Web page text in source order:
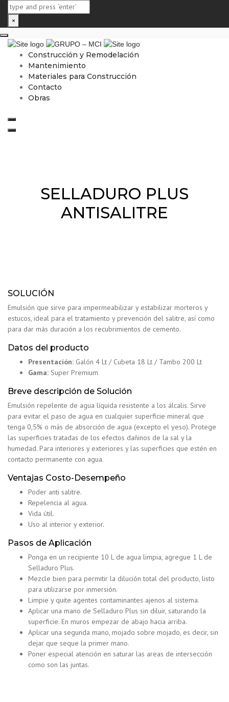
×
Close top bar
Construcción y Remodelación
Mantenimiento
Materiales para Construcción
Contacto
Obras
Search
Toggle navigation
SELLADURO PLUS
ANTISALITRE
SOLUCIÓN
Emulsión que sirve para impermeabilizar y estabilizar morteros y
estucos, ideal para el tratamiento y prevención del salitre, así como
para dar más duración a los recubrimientos de cemento.
Datos del producto
Presentación: Galón 4 Lt / Cubeta 18 Lt / Tambo 200 Lt
Gama: Super Premium
Breve descripción de Solución
Emulsión repelente de agua líquida resistente a los álcalis. Sirve
para evitar el paso de agua en cualquier superficie mineral que
tenga 0,5% o más de absorción de agua (excepto el yeso). Protege
las superficies tratadas de los efectos dañinos de la sal y la
humedad. Para interiores y exteriores y las superficies que estén en
contacto permanente con agua.
Ventajas Costo-Desempeño
Poder anti salitre.
Repelencia al agua.
Vida útil.
Uso al interior y exterior.
Pasos de Aplicación
Ponga en un recipiente 10 L de agua limpia, agregue 1 L de
Selladuro Plus.
Mezcle bien para permitir la dilución total del producto, listo
para utilizarse por inmersión.
Limpie y quite agentes contaminantes ajenos al sistema.
Aplicar una mano de Selladuro Plus sin diluir, saturando la
superficie. En muros empezar de abajo hacia arriba.
Aplicar una segunda mano, mojado sobre mojado, es decir, sin
dejar que seque la primer mano.
Poner especial atención en saturar las areas de intersección
como son las juntas.